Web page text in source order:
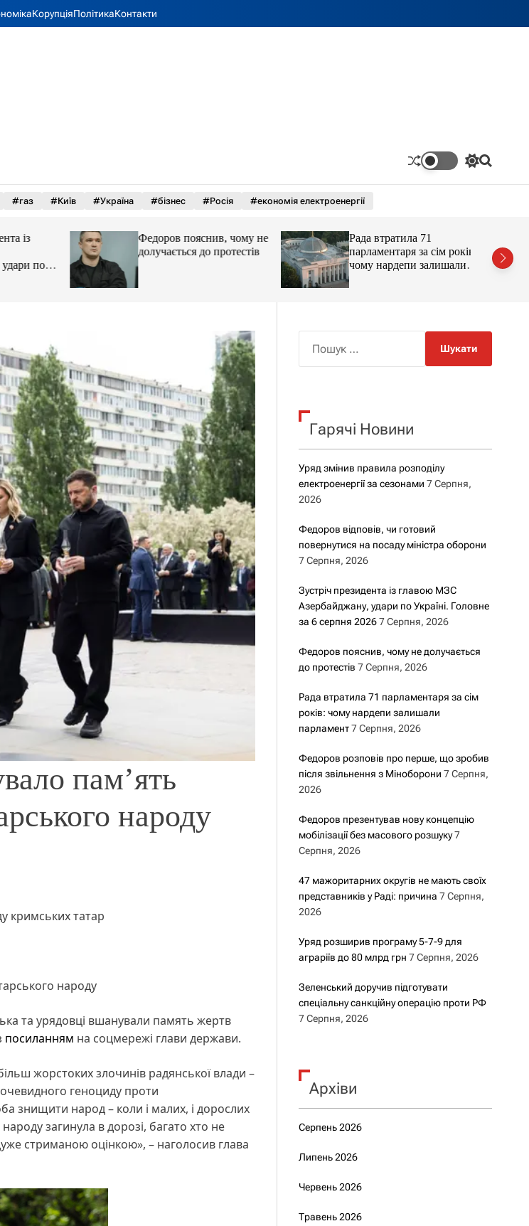
КорупціяПолітикаКонтакти
П
а
ч
р
о
П
#газ #Київ #Україна #бізнес #Росія #економія електроенергії
із
по
Федоров пояснив, чому не
долучається до протестів
Рада втратила 71
парламентаря за сім років:
чому нардепи залишали
парламент
пам’ять
народу
кримських татар
народу
та урядовці вшанували память жертв
посиланням на соцмережі глави держави.
жорстоких злочинів радянської влади –
геноциду проти
знищити народ – коли і малих, і дорослих
загинула в дорозі, багато хто не
стриманою оцінкою», – наголосив глава
к
Гарячі Новини
Уряд змінив правила розподілу
електроенергії за сезонами 7 Серпня,
2026
Федоров відповів, чи готовий
повернутися на посаду міністра оборони
7 Серпня, 2026
Зустріч президента із главою МЗС
Азербайджану, удари по Україні. Головне
за 6 серпня 2026 7 Серпня, 2026
Федоров пояснив, чому не долучається
до протестів 7 Серпня, 2026
Рада втратила 71 парламентаря за сім
років: чому нардепи залишали
парламент 7 Серпня, 2026
Федоров розповів про перше, що зробив
після звільнення з Міноборони 7 Серпня,
2026
Федоров презентував нову концепцію
мобілізації без масового розшуку 7
Серпня, 2026
47 мажоритарних округів не мають своїх
представників у Раді: причина 7 Серпня,
2026
Уряд розширив програму 5-7-9 для
аграріїв до 80 млрд грн 7 Серпня, 2026
Зеленський доручив підготувати
спеціальну санкційну операцію проти РФ
7 Серпня, 2026
Архіви
Серпень 2026
Липень 2026
Червень 2026
Травень 2026